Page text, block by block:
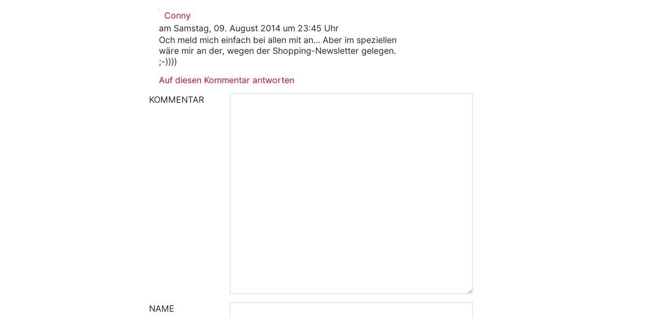
Conny
am Samstag, 09. August 2014 um 23:45 Uhr
Och meld mich einfach bei allen mit an… Aber im speziellen
wäre mir an der, wegen der Shopping-Newsletter gelegen.
;-))))
Auf diesen Kommentar antworten
KOMMENTAR
NAME